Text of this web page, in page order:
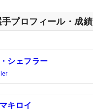
プロフィール・成績
シェフラー
キロイ